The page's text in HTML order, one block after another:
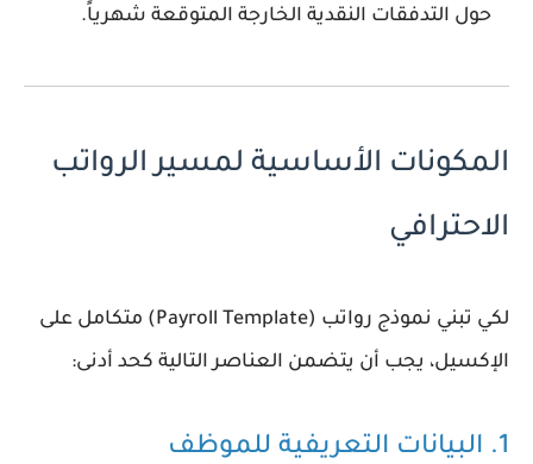
حول التدفقات النقدية الخارجة المتوقعة شهرياً.
المكونات الأساسية لمسير الرواتب
الاحترافي
لكي تبني نموذج رواتب (Payroll Template)
متكامل على
الإكسيل، يجب أن يتضمن العناصر التالية كحد أدنى:
1. البيانات التعريفية للموظف